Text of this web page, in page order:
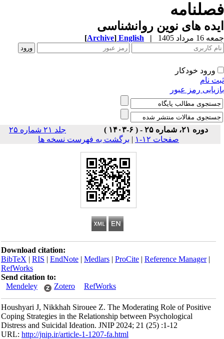
های نوین روانشناسی
مرداد 1405 |
English
[Archive]
ورود خودکار
نام
رمز عبور
دوره ۲۱، شماره ۲۵ - ( ۶-۱۴۰۳ )
جلد ۲۱ شماره ۲۵
صفحات ۱۲-۱
| برگشت به فهرست نسخه ها
Download citation:
BibTeX|RIS|EndNote|Medlars|ProCite|Reference Manager
RefWorks
Send citation to:
Mendeley
Zotero RefWorks
Houshyari J, Nikkhah Sirouee Z. The Moderating Role of Positive
Coping Strategies in the Relationship between Psychological
Distress and Suicidal Ideation. JNIP 2024; 21 (25) :1-12
URL:http://jnip.ir/article-1-1207-fa.html